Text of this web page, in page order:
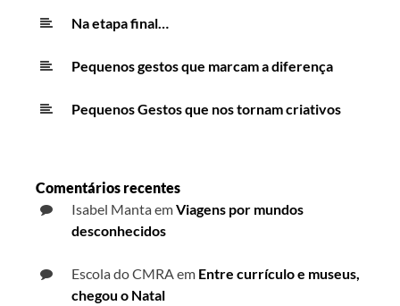
Na etapa final…
Pequenos gestos que marcam a diferença
Pequenos Gestos que nos tornam criativos
Comentários recentes
Isabel MantaemViagens por mundos
desconhecidos
Escola do CMRA em Entre currículo e museus,
chegou o Natal